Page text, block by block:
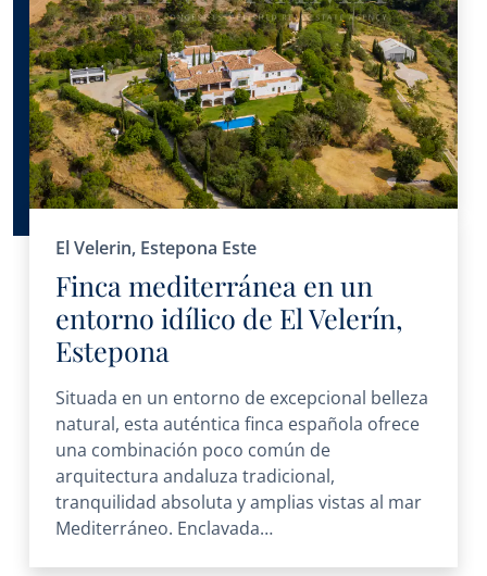
El Velerin, Estepona Este
Finca mediterránea en un
entorno idílico de El Velerín,
Estepona
Situada en un entorno de excepcional belleza
natural, esta auténtica finca española ofrece
una combinación poco común de
arquitectura andaluza tradicional,
tranquilidad absoluta y amplias vistas al mar
Mediterráneo. Enclavada…